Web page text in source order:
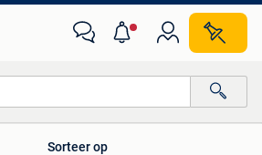
Sorteer op